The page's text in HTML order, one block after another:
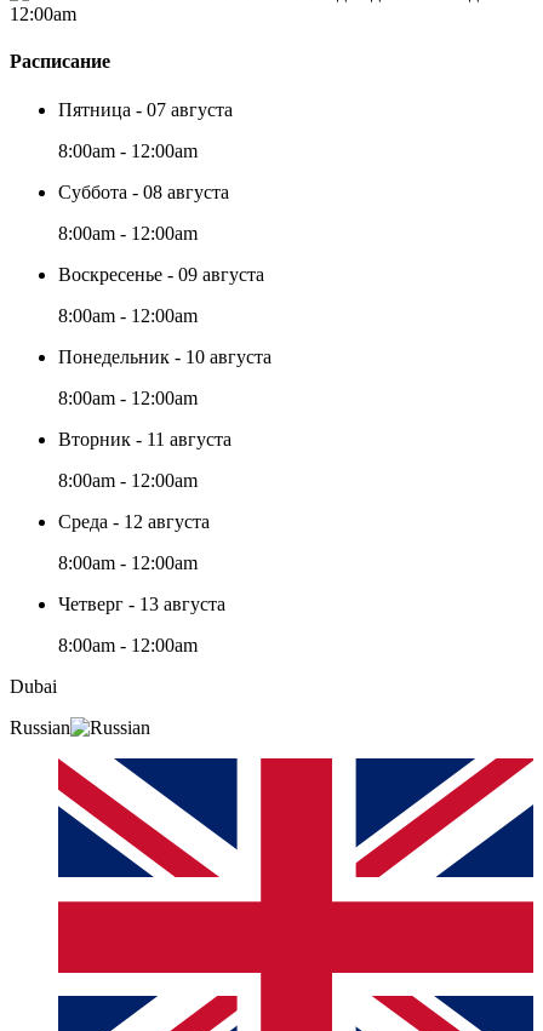
12:00am
Расписание
Пятница - 07 августа
8:00am - 12:00am
Суббота - 08 августа
8:00am - 12:00am
Воскресенье - 09 августа
8:00am - 12:00am
Понедельник - 10 августа
8:00am - 12:00am
Вторник - 11 августа
8:00am - 12:00am
Среда - 12 августа
8:00am - 12:00am
Четверг - 13 августа
8:00am - 12:00am
Dubai
Russian